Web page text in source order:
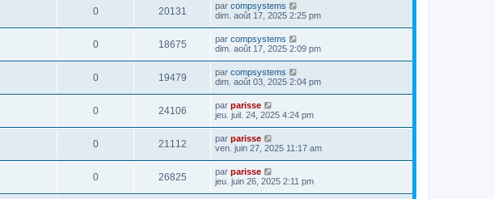
0 20131 par compsystems
dim. août 17, 2025 2:25 pm
0 18675 par compsystems
dim. août 17, 2025 2:09 pm
0 19479 par compsystems
dim. août 03, 2025 2:04 pm
0 24106 par parisse
jeu. juil. 24, 2025 4:24 pm
0 21112 par parisse
ven. juin 27, 2025 11:17 am
0 26825 par parisse
jeu. juin 26, 2025 2:11 pm